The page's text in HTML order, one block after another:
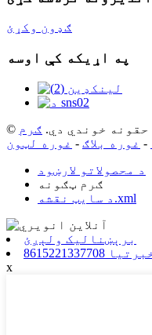
ګډون وکړئ
په اړیکه کې اوسه
ګرم
- غوره بلاګ - غوره لټون
د محصولاتو لارښود
ګرم ټګونه
د سایټ نقشه.xml
برېښنالیک ولېږئ
خبرتیا
x